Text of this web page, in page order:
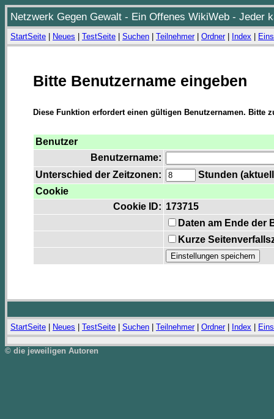
Netzwerk Gegen Gewalt - Ein Offenes WikiWeb - Jeder
StartSeite Neues TestSeite Suchen Teilnehmer| Ordner| Index
Bitte Benutzername eingeben
Diese Funktion erfordert einen gültigen Benutzernamen. Bitte
Benutzer
Benutzername:
Unterschied der Zeitzonen:
Stunden
Cookie
Cookie ID: 173715
Daten am Ende der
Kurze
StartSeite Neues TestSeite Suchen Teilnehmer| Ordner| Index
© die jeweiligen Autoren